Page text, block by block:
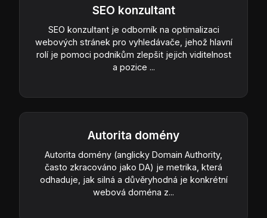
SEO konzultant
SEO konzultant je odborník na optimalizaci
webových stránek pro vyhledávače, jehož hlavní
rolí je pomoci podnikům zlepšit jejich viditelnost
a pozice ...
Autorita domény
Autorita domény (anglicky Domain Authority,
často zkracováno jako DA) je metrika, která
odhaduje, jak silná a důvěryhodná je konkrétní
webová doména z...